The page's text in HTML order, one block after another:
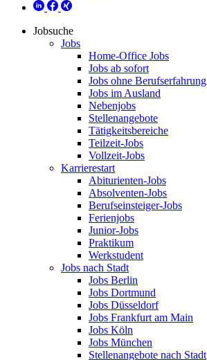
Jobsuche
Jobs
Home-Office Jobs
Jobs ab sofort
Jobs ohne Berufserfahrung
Jobs im Ausland
Nebenjobs
Stellenangebote
Tätigkeitsbereiche
Teilzeit-Jobs
Vollzeit-Jobs
Karrierestart
Abiturienten-Jobs
Absolventen-Jobs
Berufseinsteiger-Jobs
Ferienjobs
Junior-Jobs
Praktikum
Werkstudent
Jobs nach Stadt
Jobs Berlin
Jobs Dortmund
Jobs Düsseldorf
Jobs Frankfurt am Main
Jobs Köln
Jobs München
Stellenangebote nach Stadt